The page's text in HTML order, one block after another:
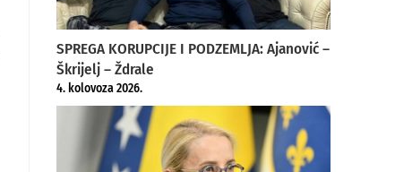
SPREGA KORUPCIJE I PODZEMLJA: Ajanović –
Škrijelj – Ždrale
4. kolovoza 2026.